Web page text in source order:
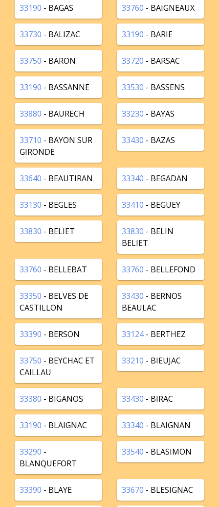
33190 - BAGAS 33760 - BAIGNEAUX
33730 - BALIZAC 33190 - BARIE
33750 - BARON 33720 - BARSAC
33190 - BASSANNE 33530 - BASSENS
33880 - BAURECH 33230 - BAYAS
33710 - BAYON SUR
GIRONDE
33430 - BAZAS
33640 - BEAUTIRAN 33340 - BEGADAN
33130 - BEGLES 33410 - BEGUEY
33830 - BELIET 33830 - BELIN
BELIET
33760 - BELLEBAT 33760 - BELLEFOND
33350 - BELVES DE
CASTILLON
33430 - BERNOS
BEAULAC
33390 - BERSON 33124- BERTHEZ
33750 - BEYCHAC ET
CAILLAU
33210 - BIEUJAC
33380 - BIGANOS 33430 - BIRAC
33190 - BLAIGNAC 33340 - BLAIGNAN
33290 -
BLANQUEFORT
33540 - BLASIMON
33390 - BLAYE 33670 - BLESIGNAC